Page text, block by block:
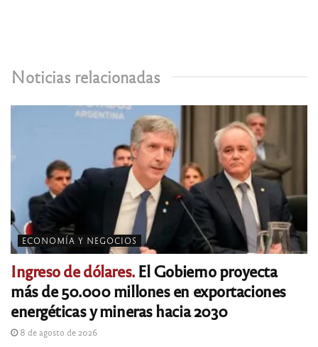
Noticias relacionadas
ECONOMÍA Y NEGOCIOS
Ingreso de dólares.El Gobierno proyecta
más de 50.000 millones en exportaciones
energéticas y mineras hacia 2030
8 de agosto de 2026